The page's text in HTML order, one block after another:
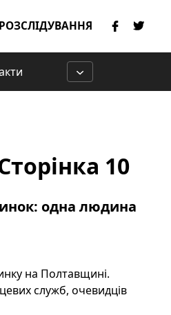
РОЗСЛІДУВАННЯ
10
одна людина
на Полтавщині.
служб, очевидців